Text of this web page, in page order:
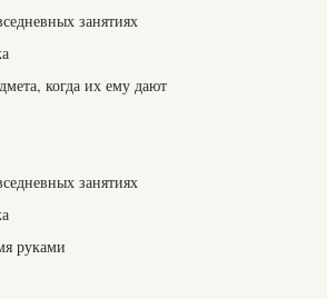
занятиях
когда их ему дают
занятиях
руками